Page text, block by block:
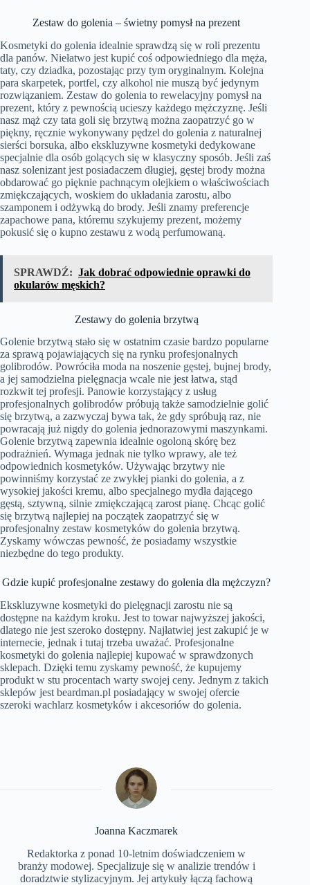
Zestaw do golenia – świetny pomysł na prezent
Kosmetyki do golenia idealnie sprawdzą się w roli prezentu
dla panów. Niełatwo jest kupić coś odpowiedniego dla męża,
taty, czy dziadka, pozostając przy tym oryginalnym. Kolejna
para skarpetek, portfel, czy alkohol nie muszą być jedynym
rozwiązaniem. Zestaw do golenia to rewelacyjny pomysł na
prezent, który z pewnością ucieszy każdego mężczyznę. Jeśli
nasz mąż czy tata goli się brzytwą można zaopatrzyć go w
piękny, ręcznie wykonywany pędzel do golenia z naturalnej
sierści borsuka, albo ekskluzywne kosmetyki dedykowane
specjalnie dla osób golących się w klasyczny sposób. Jeśli zaś
nasz solenizant jest posiadaczem długiej, gęstej brody można
obdarować go pięknie pachnącym olejkiem o właściwościach
zmiękczających, woskiem do układania zarostu, albo
szamponem i odżywką do brody. Jeśli znamy preferencje
zapachowe pana, któremu szykujemy prezent, możemy
pokusić się o kupno zestawu z wodą perfumowaną.
SPRAWDŹ: Jak dobrać odpowiednie oprawki do
okularów męskich?
Zestawy do golenia brzytwą
Golenie brzytwą stało się w ostatnim czasie bardzo popularne
za sprawą pojawiających się na rynku profesjonalnych
golibrodów. Powróciła moda na noszenie gęstej, bujnej brody,
a jej samodzielna pielęgnacja wcale nie jest łatwa, stąd
rozkwit tej profesji. Panowie korzystający z usług
profesjonalnych golibrodów próbują także samodzielnie golić
się brzytwą, a zazwyczaj bywa tak, że gdy spróbują raz, nie
powracają już nigdy do golenia jednorazowymi maszynkami.
Golenie brzytwą zapewnia idealnie ogoloną skórę bez
podrażnień. Wymaga jednak nie tylko wprawy, ale też
odpowiednich kosmetyków. Używając brzytwy nie
powinniśmy korzystać ze zwykłej pianki do golenia, a z
wysokiej jakości kremu, albo specjalnego mydła dającego
gęstą, sztywną, silnie zmiękczającą zarost pianę. Chcąc golić
się brzytwą najlepiej na początek zaopatrzyć się w
profesjonalny zestaw kosmetyków do golenia brzytwą.
Zyskamy wówczas pewność, że posiadamy wszystkie
niezbędne do tego produkty.
Gdzie kupić profesjonalne zestawy do golenia dla mężczyzn?
Ekskluzywne kosmetyki do pielęgnacji zarostu nie są
dostępne na każdym kroku. Jest to towar najwyższej jakości,
dlatego nie jest szeroko dostępny. Najłatwiej jest zakupić je w
internecie, jednak i tutaj trzeba uważać. Profesjonalne
kosmetyki do golenia najlepiej kupować w sprawdzonych
sklepach. Dzięki temu zyskamy pewność, że kupujemy
produkt w stu procentach warty swojej ceny. Jednym z takich
sklepów jest beardman.pl posiadający w swojej ofercie
szeroki wachlarz kosmetyków i akcesoriów do golenia.
Joanna Kaczmarek
Redaktorka z ponad 10-letnim doświadczeniem w
branży modowej. Specjalizuje się w analizie trendów i
doradztwie stylizacyjnym. Jej artykuły łączą fachową